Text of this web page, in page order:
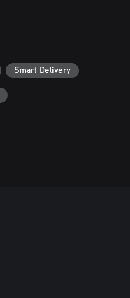
Smart Delivery